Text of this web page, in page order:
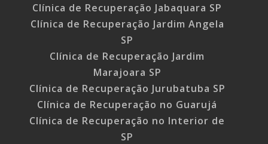
Clínica de Recuperação Jabaquara SP
Clínica de Recuperação Jardim Angela
SP
Clínica de Recuperação Jardim
Marajoara SP
Clínica de Recuperação Jurubatuba SP
Clínica de Recuperação no Guarujá
Clínica de Recuperação no Interior de
SP